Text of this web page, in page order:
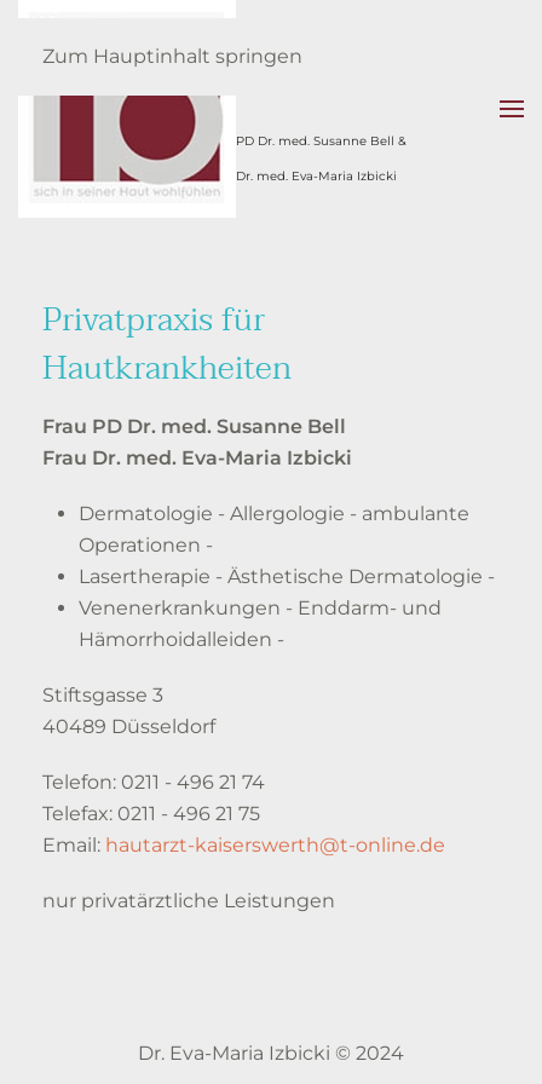
Zum Hauptinhalt springen
Fachärztinnen
PD Dr. med. Susanne Bell &
Dr. med. Eva-Maria Izbicki
Privatpraxis für
Hautkrankheiten
Frau PD Dr. med. Susanne Bell
Frau Dr. med. Eva-Maria Izbicki
Dermatologie - Allergologie - ambulante
Operationen -
Lasertherapie - Ästhetische Dermatologie -
Venenerkrankungen - Enddarm- und
Hämorrhoidalleiden -
Stiftsgasse 3
40489 Düsseldorf
Telefon: 0211 - 496 21 74
Telefax: 0211 - 496 21 75
Email: hautarzt-kaiserswerth@t-online.de
nur privatärztliche Leistungen
Dr. Eva-Maria Izbicki © 2024